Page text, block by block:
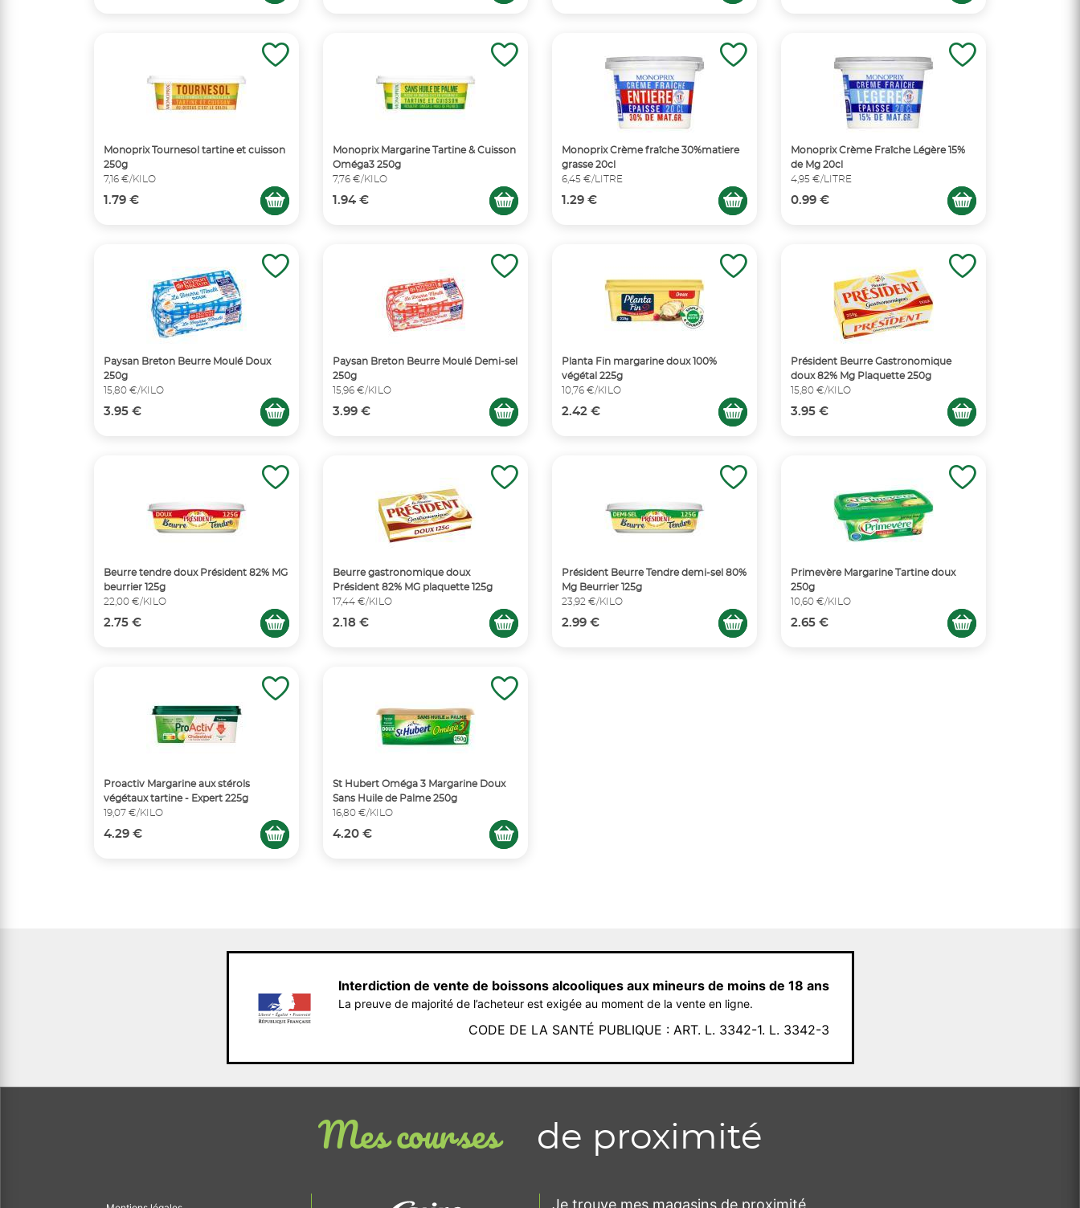
Monoprix Tournesol tartine et cuisson
250g
7,16 €/KILO
1.79 €
Monoprix Margarine Tartine & Cuisson
Oméga3 250g
7,76 €/KILO
1.94 €
Monoprix Crème fraîche 30%matiere
grasse 20cl
6,45 €/LITRE
1.29 €
Monoprix Crème Fraîche Légère 15%
de Mg 20cl
4,95 €/LITRE
0.99 €
Paysan Breton Beurre Moulé Doux
250g
15,80 €/KILO
3.95 €
Paysan Breton Beurre Moulé Demi-sel
250g
15,96 €/KILO
3.99 €
Planta Fin margarine doux 100%
végétal 225g
10,76 €/KILO
2.42 €
Président Beurre Gastronomique
doux 82% Mg Plaquette 250g
15,80 €/KILO
3.95 €
Beurre tendre doux Président 82% MG
beurrier 125g
22,00 €/KILO
2.75 €
Beurre gastronomique doux
Président 82% MG plaquette 125g
17,44 €/KILO
2.18 €
Président Beurre Tendre demi-sel 80%
Mg Beurrier 125g
23,92 €/KILO
2.99 €
Primevère Margarine Tartine doux
250g
10,60 €/KILO
2.65 €
Proactiv Margarine aux stérols
végétaux tartine - Expert 225g
19,07 €/KILO
4.29 €
St Hubert Oméga 3 Margarine Doux
Sans Huile de Palme 250g
16,80 €/KILO
4.20 €
Interdiction de vente de boissons alcooliques aux mineurs de moins de 18 ans
La preuve de majorité de l’acheteur est exigée au moment de la vente en ligne.
CODE DE LA SANTÉ PUBLIQUE : ART. L. 3342-1. L. 3342-3
Mes courses de proximité
Je trouve mes magasins de proximité